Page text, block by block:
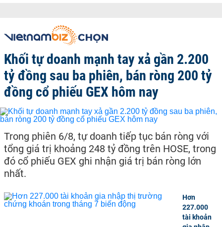
Khối tự doanh mạnh tay xả gần 2.200
tỷ đồng sau ba phiên, bán ròng 200 tỷ
đồng cổ phiếu GEX hôm nay
Trong phiên 6/8, tự doanh tiếp tục bán ròng với
tổng giá trị khoảng 248 tỷ đồng trên HOSE, trong
đó cổ phiếu GEX ghi nhận giá trị bán ròng lớn
nhất.
Hơn
227.000
tài khoản